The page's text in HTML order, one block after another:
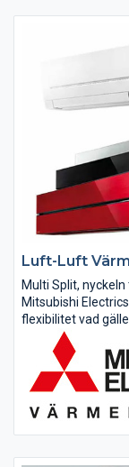
Luft-Luft
Multi Split,
Mitsubishi
flexibilitet vad
utomhusdel kan
med möjlighet...